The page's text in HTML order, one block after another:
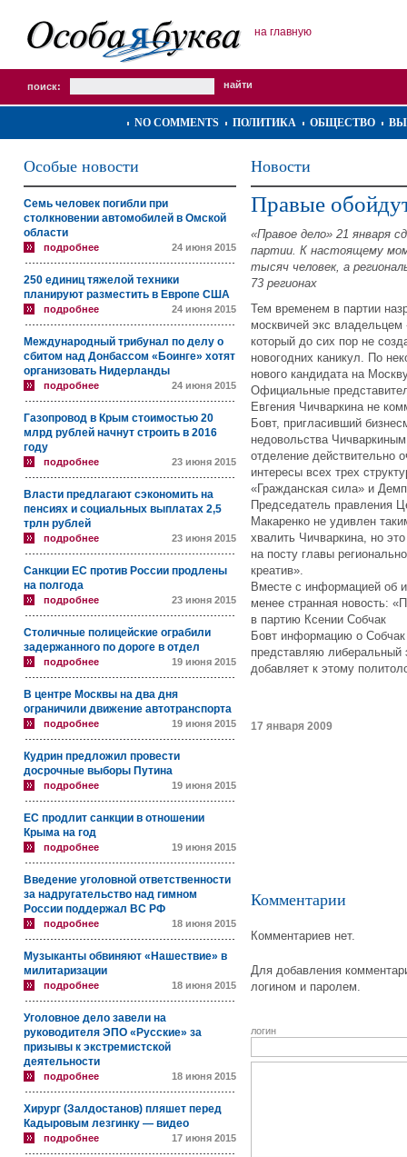
на главную
поиск:
NO COMMENTS ПОЛИТИКА ОБЩЕСТВО
Особые новости
Семь человек погибли при
столкновении автомобилей в Омской
области
подробнее 24 июня 2015
250 единиц тяжелой техники
планируют разместить в Европе США
подробнее 24 июня 2015
Международный трибунал по делу о
сбитом над Донбассом «Боинге» хотят
организовать Нидерланды
подробнее 24 июня 2015
Газопровод в Крым стоимостью 20
млрд рублей начнут строить в 2016
году
подробнее 23 июня 2015
Власти предлагают сэкономить на
пенсиях и социальных выплатах 2,5
трлн рублей
подробнее 23 июня 2015
Санкции ЕС против России продлены
на полгода
подробнее 23 июня 2015
Столичные полицейские ограбили
задержанного по дороге в отдел
подробнее 19 июня 2015
В центре Москвы на два дня
ограничили движение автотранспорта
подробнее 19 июня 2015
Кудрин предложил провести
досрочные выборы Путина
подробнее 19 июня 2015
ЕС продлит санкции в отношении
Крыма на год
подробнее 19 июня 2015
Введение уголовной ответственности
за надругательство над гимном
России поддержал ВС РФ
подробнее 18 июня 2015
Музыканты обвиняют «Нашествие» в
милитаризации
подробнее 18 июня 2015
Уголовное дело завели на
руководителя ЭПО «Русские» за
призывы к экстремистской
деятельности
подробнее 18 июня 2015
Хирург (Залдостанов) пляшет перед
Кадыровым лезгинку — видео
подробнее 17 июня 2015
Новости
Правые
«Правое дело» 21 января
партии. К настоящему
тысяч человек, а
73 регионах
Тем временем в партии
москвичей экс
который до сих пор не
новогодних каникул. По
нового кандидата на
Официальные
Евгения Чичваркина не
Бовт, пригласивший
недовольства
отделение действительно
интересы всех трех
«Гражданская сила» и
Председатель правления
Макаренко не удивлен
хвалить Чичваркина, но
на посту главы
креатив».
Вместе с информацией об
менее странная новость:
в партию Ксении Собчак
Бовт информацию о
представляю либеральный
добавляет к этому
17 января 2009
Комментарии
Комментариев нет.
Для добавления
логином и паролем.
логин